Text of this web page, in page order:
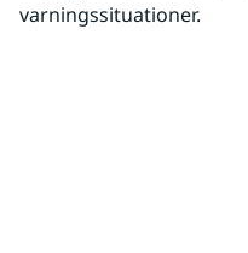
varningssituationer.